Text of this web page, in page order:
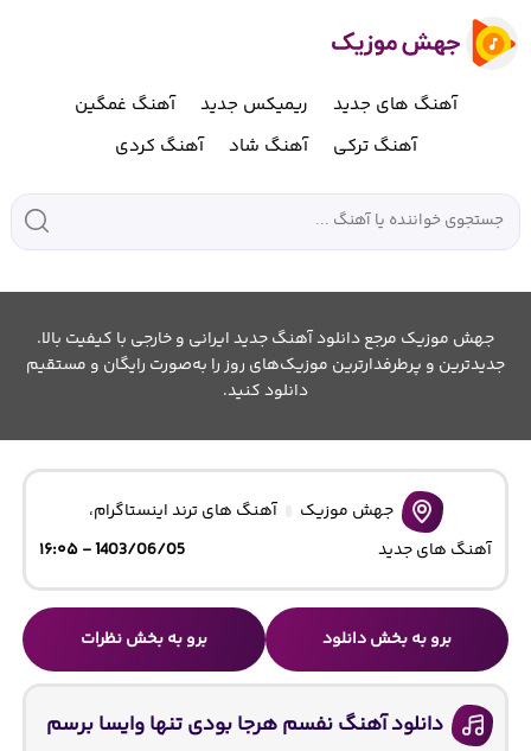
آهنگ های جدید ریمیکس جدید
آهنگ غمگین
آهنگ ترکی
آهنگ شاد آهنگ کردی
جهش موزیک مرجع دانلود آهنگ جدید ایرانی و خارجی با کیفیت بالا.
جدیدترین و پرطرفدارترین موزیک‌های روز را به‌صورت رایگان و مستقیم
دانلود کنید.
جهش موزیک آهنگ های ترند اینستاگرام،
آهنگ های جدید
1403/06/05 - ۱۶:۰۵
برو به بخش دانلود برو به بخش نظرات
دانلود آهنگ نفسم هرجا بودی تنها وایسا برسم